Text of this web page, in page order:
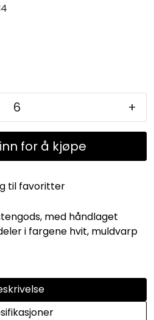
+
for å kjøpe
til favoritter
med håndlaget
i fargene hvit, muldvarp